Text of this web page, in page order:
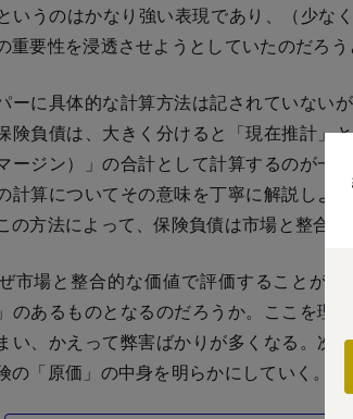
いうのはかなり強い表現であり、（少
重要性を浸透させようとしていたのだろう
ーに具体的な計算方法は記されていない
険負債は、大きく分けると「現在推計」
ージン）」の合計として計算するのが一
計算についてその意味を丁寧に解説しよ
の方法によって、保険負債は市場と整合
市場と整合的な価値で評価することが
のあるものとなるのだろうか。ここを理
い、かえって弊害ばかりが多くなる。次
の「原価」の中身を明らかにしていく。